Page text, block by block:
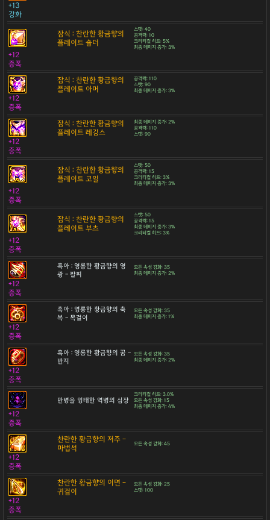
+13
강화
잠식 : 찬란한 황금향의
플레이트 숄더
스탯: 40
공격력: 10
크리티컬 히트: 5%
최종 데미지 증가: 3%
+12
증폭
잠식 : 찬란한 황금향의
플레이트 아머
공격력: 110
스탯: 90
최종 데미지 증가: 3%
+12
증폭
잠식 : 찬란한 황금향의
플레이트 레깅스
최종 데미지 증가: 2%
공격력: 110
스탯: 90
+12
증폭
잠식 : 찬란한 황금향의
플레이트 코일
스탯: 50
공격력: 15
크리티컬 히트: 3%
최종 데미지 증가: 3%
+12
증폭
잠식 : 찬란한 황금향의
플레이트 부츠
스탯: 50
공격력: 15
최종 데미지 증가: 3%
크리티컬 히트: 3%
+12
증폭
흑아 : 영롱한 황금향의 영
광 - 팔찌
모든 속성 강화: 35
최종 데미지 증가: 2%
+12
증폭
흑아 : 영롱한 황금향의 축
복 - 목걸이
모든 속성 강화: 35
최종 데미지 증가: 1%
+12
증폭
흑아 : 영롱한 황금향의 꿈 -
반지
모든 속성 강화: 35
최종 데미지 증가: 2%
+12
증폭
만병을 잉태한 역병의 심장
크리티컬 히트: 3.0%
모든 속성 강화: 15
최종 데미지 증가: 4%
+12
증폭
찬란한 황금향의 저주 -
마법석
모든 속성 강화: 45
+12
증폭
찬란한 황금향의 이면 -
귀걸이
모든 속성 강화: 25
스탯: 100
+12
증폭